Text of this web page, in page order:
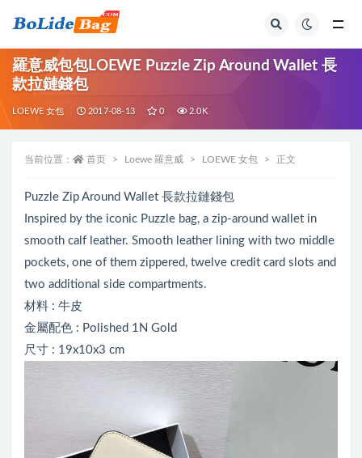
羅意威包包LOEWE Puzzle Zip Around Wallet 長
款拉鏈錢包
LOEWE 女包 2017-08-13 0 2.0K
当前位置： 首页 Loewe 羅意威 LOEWE 女包 正文
Puzzle Zip Around Wallet 長款拉鏈錢包
Inspired by the iconic Puzzle bag, a zip-around wallet in
smooth calf leather. Smooth leather lining with two middle
pockets, one of them zippered, twelve credit card slots and
two additional side compartments.
材料 : 牛皮
金屬配色 : Polished 1N Gold
尺寸 : 19x10x3 cm